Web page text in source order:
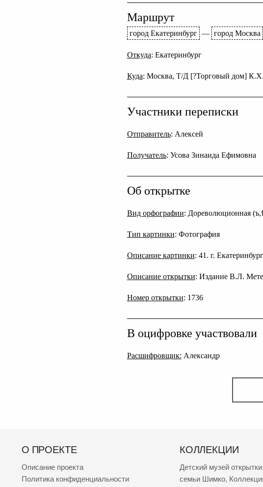
Маршрут
город Екатеринбург — город Москва
Откуда: Екатеринбург
Куда: Москва, Т/Д [?Торговый дом]
Участники переписки
Отправитель: Алексей
Получатель: Усова Зинаида Ефимовна
Об открытке
Вид орфографии: Дореволюционная
Тип картинки: Фотография
Описание картинки: 41. г.
Описание открытки: Издание В.Л.
Номер открытки: 1736
В оцифровке участвовали
Расшифровщик: Александр
О ПРОЕКТЕ
Описание проекта
Политика конфиденциальности
КОЛЛЕКЦИИ
Детский музей открытки,
семьи Шимко,